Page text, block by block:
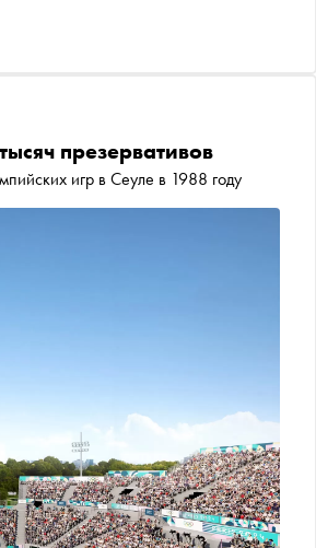
презервативов
игр в Сеуле в 1988 году